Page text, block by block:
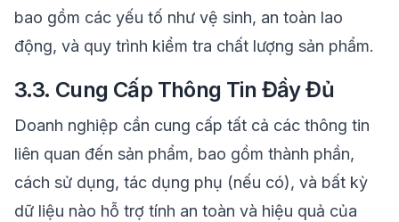
bao gồm các yếu tố như vệ sinh, an toàn lao
động, và quy trình kiểm tra chất lượng sản phẩm.
3.3. Cung Cấp Thông Tin Đầy Đủ
Doanh nghiệp cần cung cấp tất cả các thông tin
liên quan đến sản phẩm, bao gồm thành phần,
cách sử dụng, tác dụng phụ (nếu có), và bất kỳ
dữ liệu nào hỗ trợ tính an toàn và hiệu quả của